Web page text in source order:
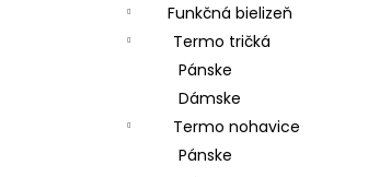
Funkčná bielizeň
Termo tričká
Pánske
Dámske
Termo nohavice
Pánske